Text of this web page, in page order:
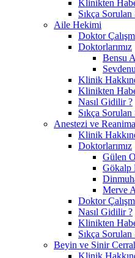
Klinikten
Sıkça
Aile Hekimi
Doktor
Doktorlarımız
Bensu
Klinik
Klinikten
Nasıl Gidilir ?
Sıkça
Anestezi ve
Klinik
Doktorlarımız
Gülen
Gökalp
Merve
Doktor
Nasıl Gidilir ?
Klinikten
Sıkça
Beyin ve Sinir
Klinik